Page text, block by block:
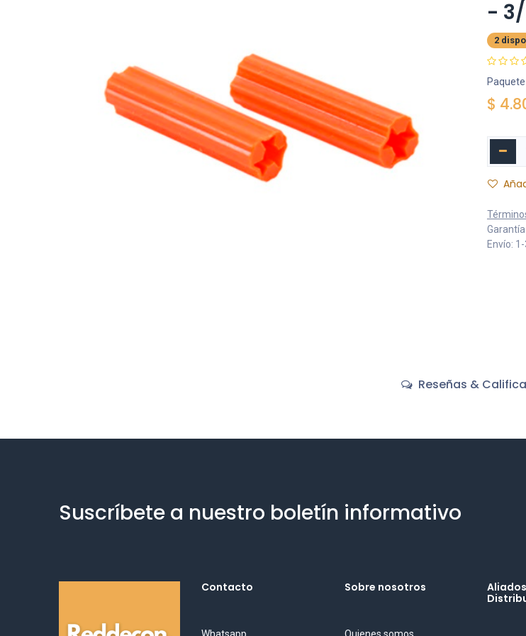
-
2
$
Envío:
Reseñas &
Suscríbete a nuestro boletín informativo
Contacto Sobre nosotros